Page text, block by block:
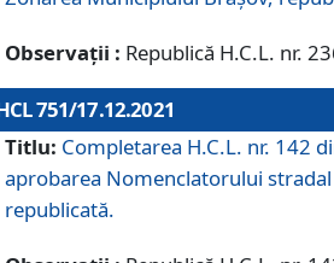
Observații : Republică H.C.L. nr.
751/17.12.2021
Titlu: Completarea H.C.L. nr. 142
aprobarea Nomenclatorului
republicată.